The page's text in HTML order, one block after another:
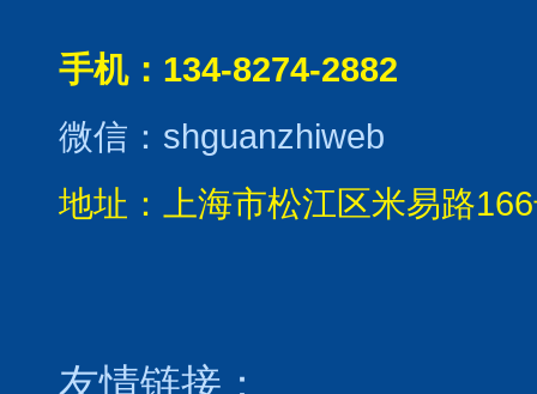
手机：134-8274-2882
微信：shguanzhiweb
地址：上海市松江区米易路
友情链接：